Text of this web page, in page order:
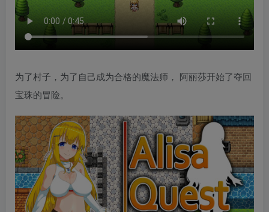
为了村子，为了自己成为合格的魔法师， 阿丽莎开始了夺回
宝珠的冒险。